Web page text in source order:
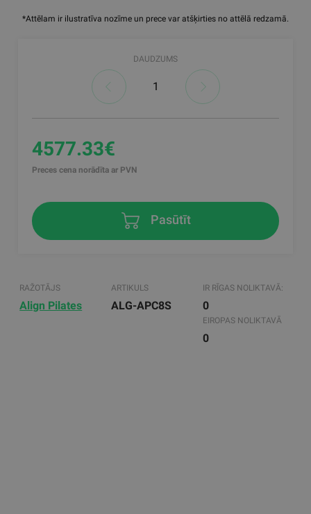
*Attēlam ir ilustratīva nozīme un prece var atšķirties no attēlā redzamā.
DAUDZUMS
4577.33€
Preces cena norādīta ar PVN
Pasūtīt
RAŽOTĀJS
Align Pilates
ARTIKULS
ALG-APC8S
IR RĪGAS NOLIKTAVĀ:
0
EIROPAS NOLIKTAVĀ
0